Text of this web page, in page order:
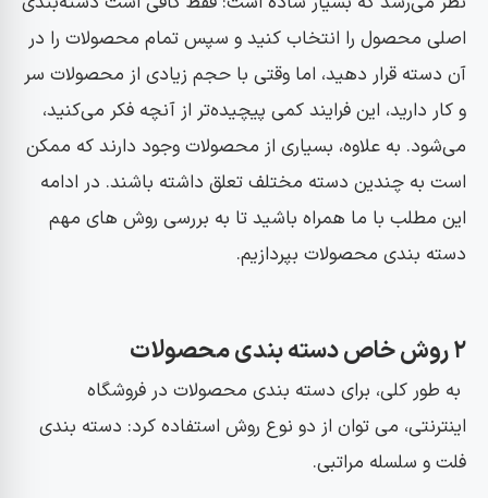
اصلی محصول را انتخاب کنید و سپس تمام محصولات را در
آن دسته قرار دهید، اما وقتی با حجم زیادی از محصولات سر
و کار دارید، این فرایند کمی پیچیده‌تر از آنچه فکر می‌کنید،
می‌شود. به علاوه، بسیاری از محصولات وجود دارند که ممکن
است به چندین دسته مختلف تعلق داشته باشند. در ادامه
این مطلب با ما همراه باشید تا به بررسی روش های مهم
دسته بندی محصولات بپردازیم.
۲ روش خاص دسته بندی محصولات
به طور کلی، برای دسته بندی محصولات در فروشگاه
اینترنتی، می توان از دو نوع روش استفاده کرد: دسته بندی
فلت و سلسله مراتبی.